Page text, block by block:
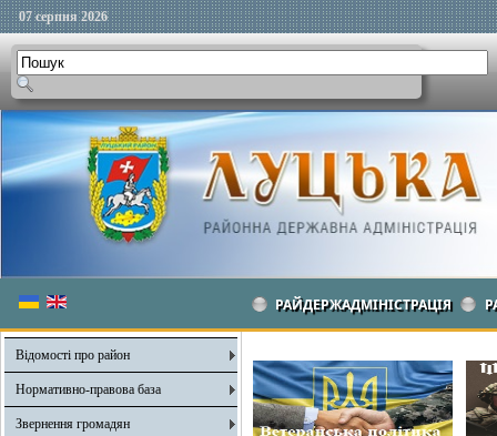
07 серпня 2026
РАЙДЕРЖАДМІНІСТРАЦІЯ
Відомості про район
Нормативно-правова база
Звернення громадян